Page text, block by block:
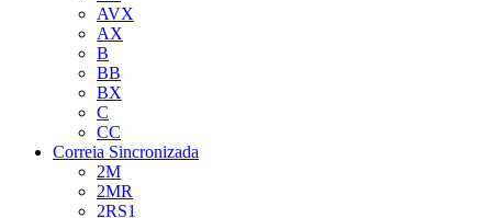
AVX
AX
B
BB
BX
C
CC
Correia Sincronizada
2M
2MR
2RS1